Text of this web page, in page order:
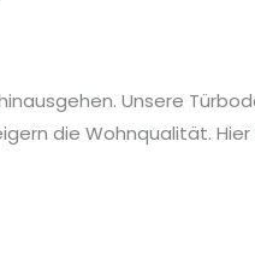
Unsere
die Wohnqualität.